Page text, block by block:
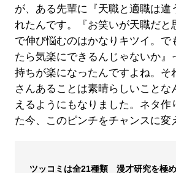
が、ある先輩に『天職と適職は違
れたんです。『お笑いが天職だと
で伸び悩むのはかなりキツイ。で
たら気楽にできるんじゃないか』
持ちが楽になったんですよね。そ
さんあることは素晴らしいことな
えるようにもなりました。ネタ作
た今、このピンチをチャンスに
ツッコミは全21種類 漫才研究を極